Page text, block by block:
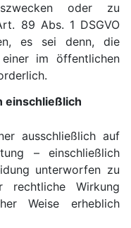
oder zu
89 Abs. 1 DSGVO
es sei denn, die
im öffentlichen
einschließlich
ausschließlich auf
– einschließlich
unterworfen zu
rechtliche Wirkung
Weise erheblich